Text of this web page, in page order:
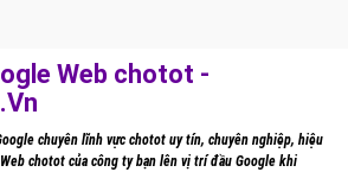
Web chotot -
chuyên lĩnh vực chotot uy tín, chuyên nghiệp, hiệu
chotot của công ty bạn lên vị trí đầu Google khi